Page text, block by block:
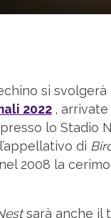
si
2022 ,
lo Stadio
di
2008 la
sarà anche il